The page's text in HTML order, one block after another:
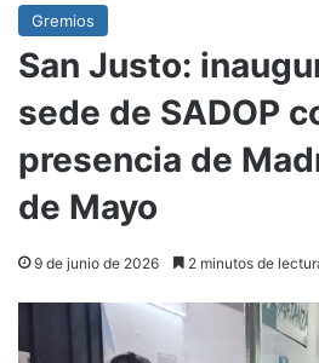
Gremios
San Justo:
sede de SADOP
presencia de
de Mayo
9 de junio de 2026 2 minutos de